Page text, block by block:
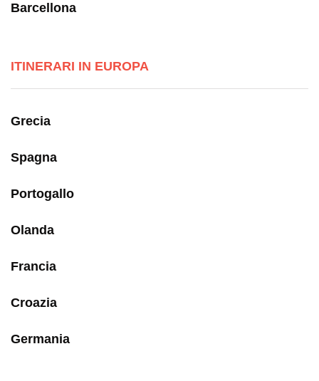
Barcellona
ITINERARI IN EUROPA
Grecia
Spagna
Portogallo
Olanda
Francia
Croazia
Germania